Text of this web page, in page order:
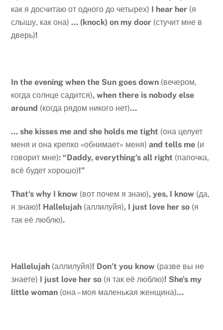
как я досчитаю от одного до четырех) I hear her (я
слышу, как она) … (knock) on my door (стучит мне в
дверь)!
In the evening when the Sun goes down (вечером,
когда солнце садится), when there is nobody else
around (когда рядом никого нет)…
… she kisses me and she holds me tight (она целует
меня и она крепко «обнимает» меня) and tells me (и
говорит мне): “Daddy, everything’s all right (папочка,
всё будет хорошо)!”
That‘s why I know (вот почем я знаю),yes, I know (да,
я знаю)! Hallelujah (аллилуйя), I just love her so (я
так её люблю).
Hallelujah (аллилуйя)! Don’t you know (разве вы не
знаете) I just love her so (я так её люблю)! She’s my
little woman (она – моя маленькая женщина)…